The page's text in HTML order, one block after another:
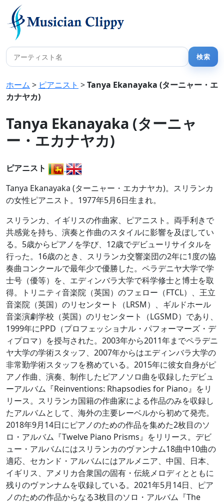
ホーム > ピアニスト >Tanya Ekanayaka (ターニャー・エ
カナヤカ)
Tanya Ekanayaka (ターニャ
ー・エカナヤカ)
ピアニスト
Tanya Ekanayaka (ターニャー・エカナヤカ)。スリランカ
の女性ピアニスト。1977年5月6日生まれ。
スリランカ、イギリスの作曲家、ピアニスト。両手利きで
共感覚を持ち、演奏と作曲のスタイルに影響を及ぼしてい
る。5歳からピアノを学び、12歳でデビューリサイタルを
行った。16歳のとき、スリランカ交響楽団の2年に1度の協
奏曲コンクールで最年少で優勝した。ペラデニヤ大学で学
士号（優等）を、エディンバラ大学で科学修士と博士を取
得。トリニティ音楽院（英国）のフェロー（FTCL）、王立
音楽院（英国）のリセンタート（LRSM）、ギルドホール
音楽演劇学校（英国）のリセンタート（LGSMD）であり、
1999年にPPD（プロフェッショナル・パフォーマーズ・デ
ィプロマ）を授与された。2003年から2011年までペラデニ
ヤ大学の学術スタッフ、2007年からはエディンバラ大学の
非常勤学術スタッフを務めている。2015年に彼女自身がピ
アノ作曲、演奏、制作したピアノソロ曲を収録したデビュ
ーアルバム『Reinventions: Rhapsodies for Piano』をリ
リース。スリランカ国籍の作曲家による作品のみを収録し
たアルバムとして、海外の主要レーベルから初めて発売。
2018年9月14日にピアノのための作品を集めた2枚目のソ
ロ・アルバム『Twelve Piano Prisms』をリリース。デビ
ュー・アルバムにはスリランカのヴァンナム18曲中10曲の
適応、セカンド・アルバムにはアルメニア、中国、日本、
イギリス、アメリカ合衆国の固有・伝統メロディとともに
残りのヴァンナムを収録している。2021年5月14日、ピア
ノのための作品からなる3枚目のソロ・アルバム『The